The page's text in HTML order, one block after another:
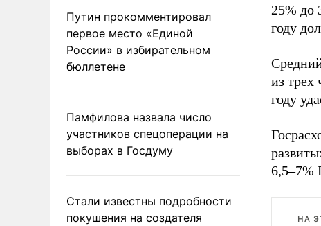
Путин прокомментировал
первое место «Единой
России» в избирательном
бюллетене
Памфилова назвала число
участников спецоперации на
выборах в Госдуму
Стали известны подробности
покушения на создателя
25% до
году
из трех
году
6,5–7%
НА